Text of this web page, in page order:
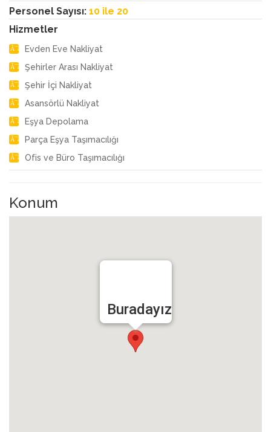
Personel Sayısı: 10 ile 20
Hizmetler
Evden Eve Nakliyat
Şehirler Arası Nakliyat
Şehir İçi Nakliyat
Asansörlü Nakliyat
Eşya Depolama
Parça Eşya Taşımacılığı
Ofis ve Büro Taşımacılığı
Konum
Buradayız